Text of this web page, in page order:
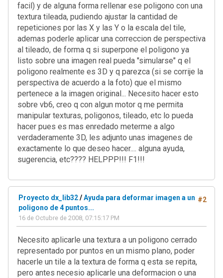
facil) y de alguna forma rellenar ese poligono con una
textura tileada, pudiendo ajustar la cantidad de
repeticiones por las X y las Y o la escala del tile,
ademas poderle aplicar una correccion de perspectiva
al tileado, de forma q si superpone el poligono ya
listo sobre una imagen real pueda "simularse" q el
poligono realmente es 3D y q parezca (si se corrije la
perspectiva de acuerdo a la foto) que el mismo
pertenece a la imagen original... Necesito hacer esto
sobre vb6, creo q con algun motor q me permita
manipular texturas, poligonos, tileado, etc lo pueda
hacer pues es mas enredado meterme a algo
verdaderamente 3D, les adjunto unas imagenes de
exactamente lo que deseo hacer.... alguna ayuda,
sugerencia, etc???? HELPPP!!! F1!!!
#2
Proyecto dx_lib32/Ayuda para deformar imagen a un
poligono de 4 puntos...
16 de Octubre de 2008, 07:15:17 PM
Necesito aplicarle una textura a un poligono cerrado
representado por puntos en un mismo plano, poder
hacerle un tile a la textura de forma q esta se repita,
pero antes necesio aplicarle una deformacion o una